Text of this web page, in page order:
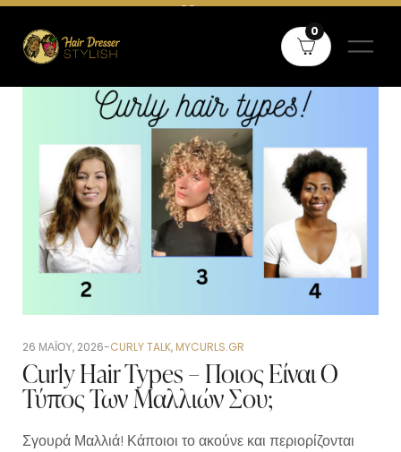
Δωρεάν μεταφορικά άνω των 60€ σε όλη την Ελλάδα και άνω των
0
26 ΜΑΪ́ΟΥ, 2026 CURLY TALK, MYCURLS.GR
Curly Hair Types – Ποιος Είναι Ο
Τύπος Των Μαλλιών Σου;
Σγουρά Μαλλιά! Κάποιοι το ακούνε και περιορίζονται